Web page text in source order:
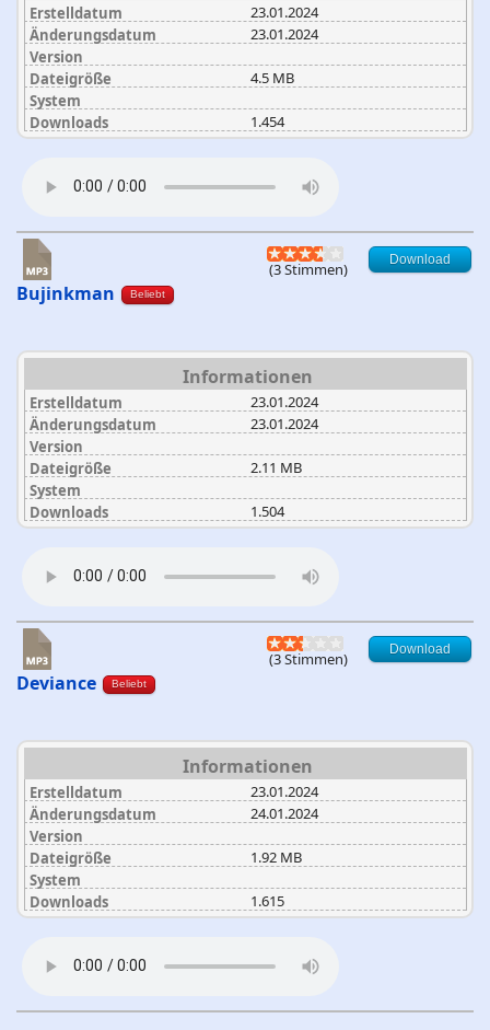
Erstelldatum
23.01.2024
Änderungsdatum
23.01.2024
Version
Dateigröße
4.5 MB
System
Downloads
1.454
Bujinkman Beliebt
Download
(3 Stimmen)
Informationen
Erstelldatum
23.01.2024
Änderungsdatum
23.01.2024
Version
Dateigröße
2.11 MB
System
Downloads
1.504
Deviance Beliebt
Download
(3 Stimmen)
Informationen
Erstelldatum
23.01.2024
Änderungsdatum
24.01.2024
Version
Dateigröße
1.92 MB
System
Downloads
1.615